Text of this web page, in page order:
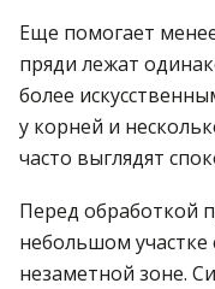
Еще помогает
пряди лежат
более
у корней и
часто выглядят
Перед обработкой
небольшом участке
незаметной зоне.